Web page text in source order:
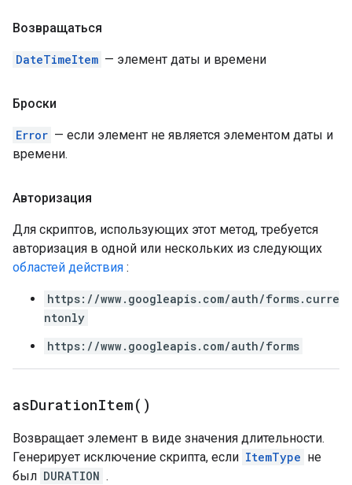
Возвращаться
DateTimeItem — элемент даты и времени
Броски
Error — если элемент не является элементом даты и
времени.
Авторизация
Для скриптов, использующих этот метод, требуется
авторизация в одной или нескольких из следующих
областей действия :
https://www.googleapis.com/auth/forms.curre
ntonly
https://www.googleapis.com/auth/forms
asDurationItem( )
Возвращает элемент в виде значения длительности.
Генерирует исключение скрипта, если ItemType не
был DURATION .